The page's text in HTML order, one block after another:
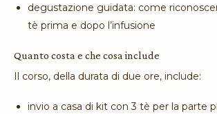
degustazione guidata: come
tè prima e dopo l’infusione
Quanto costa e che cosa include
Il corso, della durata di due ore, include:
invio a casa di kit con 3 tè per la parte